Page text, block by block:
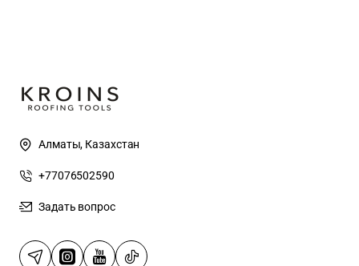
Алматы, Казахстан
+77076502590
Задать вопрос